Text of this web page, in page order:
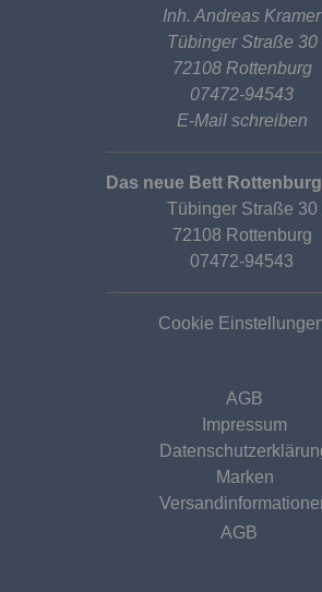
Inh. Andreas Kramer
Tübinger Straße 30
72108 Rottenburg
07472-94543
E-Mail schreiben
Das neue Bett Rottenburg
Tübinger Straße 30
72108 Rottenburg
07472-94543
Cookie
AGB
Impressum
Marken
AGB